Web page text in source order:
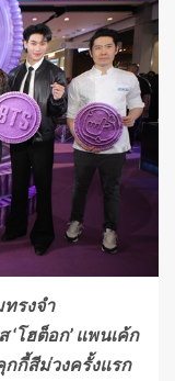
รงจำ
‘โฮต็อก’ แพนเค้ก
กี้สีม่วงครั้งแรก